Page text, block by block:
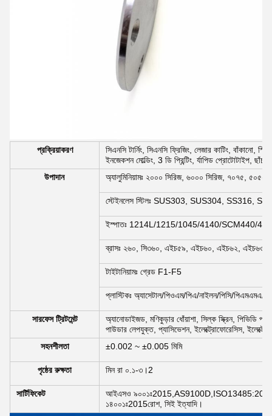
প্রক্রিয়াকরণ
সিএনসি টার্নিং, সিএনসি ফ্রিজিং, লেজার কাটিং, বাঁকানো,
ইনজেকশন মোল্ডিং, 3 ডি প্রিন্টিং, র্যাপিড প্রোটোটাইপ, ছাঁচ
উপাদান
অ্যালুমিনিয়ামঃ ২০০০ সিরিজ, ৬০০০ সিরিজ, ৭০৭৫, ৫০৫২
স্টেইনলেস স্টিলঃ SUS303, SUS304, SS316,
ইস্পাতঃ 1214L/1215/1045/4140/SCM440/
ব্রাসঃ ২৬০, সি৩৬০, এইচ৫৯, এইচ৬০, এইচ৬২, এইচ৬৩,
টাইটানিয়ামঃ গ্রেড F1-F5
প্লাস্টিকঃ অ্যাসেটাল/পিওএম/পিএ/নাইলন/পিসি/পিএমএমএ/
সারফেস ট্রিটমেন্ট
অ্যানোডাইজড, মণিকুড়ার ধোঁয়াশা, সিল্ক স্ক্রিন, পিভিডি
পাউডার লেপযুক্ত, প্যাসিভেশন, ইলেক্ট্রোফোরেসিস,
সহনশীলতা
±0.002 ~ ±0.005 মিমি
পৃষ্ঠের রুক্ষতা মিন রা ০.১-৩।2
সার্টিফিকেট
আইএসও
১৪০০১ঃ2015রোশ, সিই ইত্যাদি।